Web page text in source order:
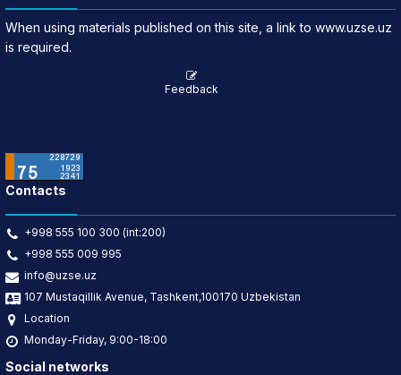
When using materials published on this site, a link to www.uzse.uz
is required.
Feedback
Contacts
+998 555 100 300 (int:200)
+998 555 009 995
info@uzse.uz
107 Mustaqillik Avenue, Tashkent,100170 Uzbekistan
Location
Monday-Friday, 9:00-18:00
Social networks